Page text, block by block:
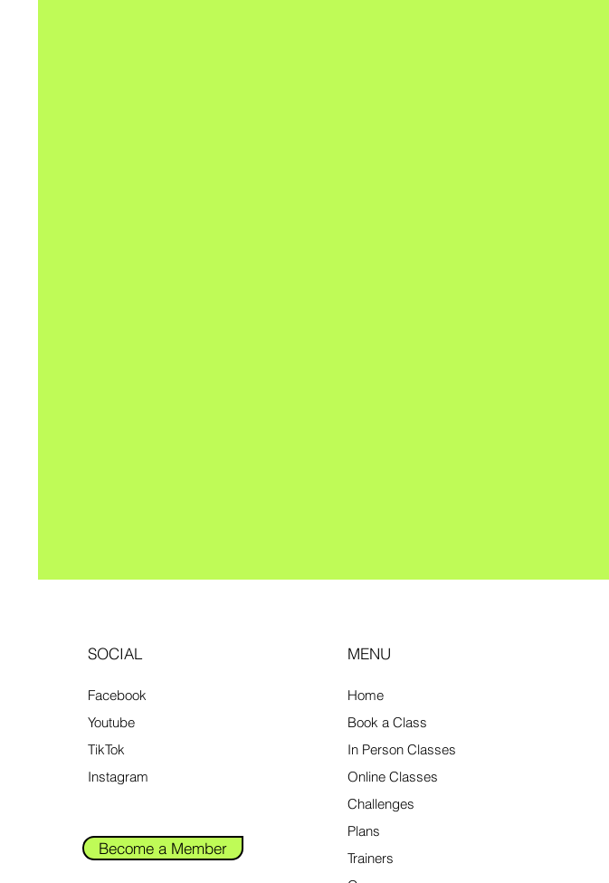
SOCIAL
Facebook
Youtube
TikTok
Instagram
Become a Member
MENU
Home
Book a Class
In Person Classes
Online Classes
Challenges
Plans
Trainers